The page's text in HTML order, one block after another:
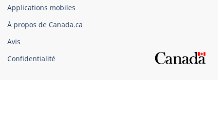
gouvernement
du
Canada
Applications mobiles
À propos de Canada.ca
Avis
Confidentialité